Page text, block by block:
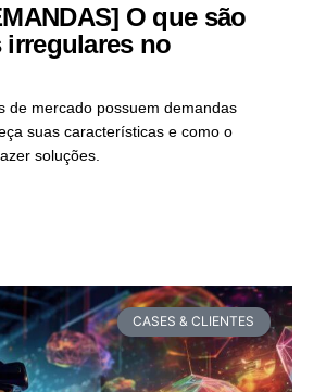
O que são
irregulares no
de mercado possuem demandas
suas características e como o
soluções.
CASES & CLIENTES